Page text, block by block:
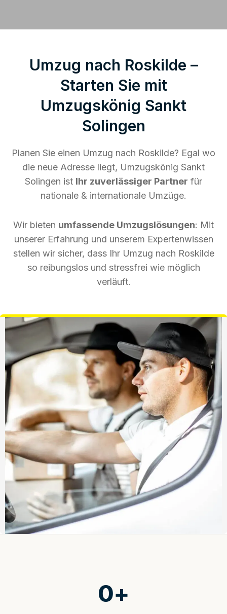
Umzug nach Roskilde –
Starten Sie mit
Umzugskönig Sankt
Solingen
Planen Sie einen Umzug nach Roskilde? Egal wo
die neue Adresse liegt, Umzugskönig Sankt
Solingen ist Ihr zuverlässiger Partner für
nationale & internationale Umzüge.
Wir bieten umfassende Umzugslösungen: Mit
unserer Erfahrung und unserem Expertenwissen
stellen wir sicher, dass Ihr Umzug nach Roskilde
so reibungslos und stressfrei wie möglich
verläuft.
0+